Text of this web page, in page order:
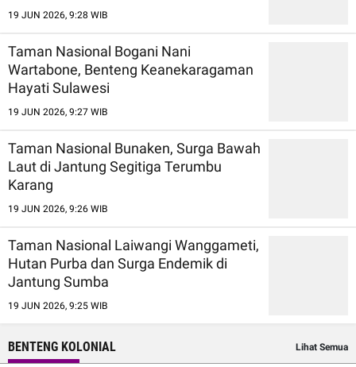
19 JUN 2026, 9:28 WIB
Taman Nasional Bogani Nani
Wartabone, Benteng Keanekaragaman
Hayati Sulawesi
19 JUN 2026, 9:27 WIB
Taman Nasional Bunaken, Surga Bawah
Laut di Jantung Segitiga Terumbu
Karang
19 JUN 2026, 9:26 WIB
Taman Nasional Laiwangi Wanggameti,
Hutan Purba dan Surga Endemik di
Jantung Sumba
19 JUN 2026, 9:25 WIB
BENTENG KOLONIAL Lihat Semua